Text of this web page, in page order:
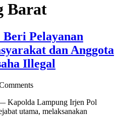
Barat
Pelayanan
dan Anggota
Illegal
Lampung Irjen Pol
utama, melaksanakan